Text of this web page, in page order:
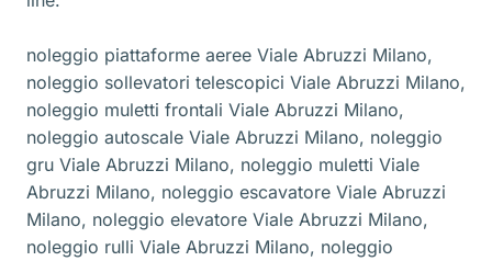
noleggio piattaforme aeree Viale Abruzzi Milano,
noleggio sollevatori telescopici Viale Abruzzi Milano,
noleggio muletti frontali Viale Abruzzi Milano,
noleggio autoscale Viale Abruzzi Milano, noleggio
gru Viale Abruzzi Milano, noleggio muletti Viale
Abruzzi Milano, noleggio escavatore Viale Abruzzi
Milano, noleggio elevatore Viale Abruzzi Milano,
noleggio rulli Viale Abruzzi Milano, noleggio